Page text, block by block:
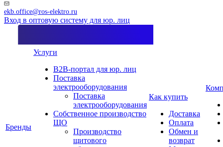
ekb.office@ros-elektro.ru
Вход в оптовую систему для юр. лиц
Бренды
Услуги
B2B-портал для юр. лиц
Поставка
электрооборудования
Поставка
электрооборудования
Собственное производство
ЩО
Производство
щитового
Как купить
Доставка
Оплата
Обмен и
возврат